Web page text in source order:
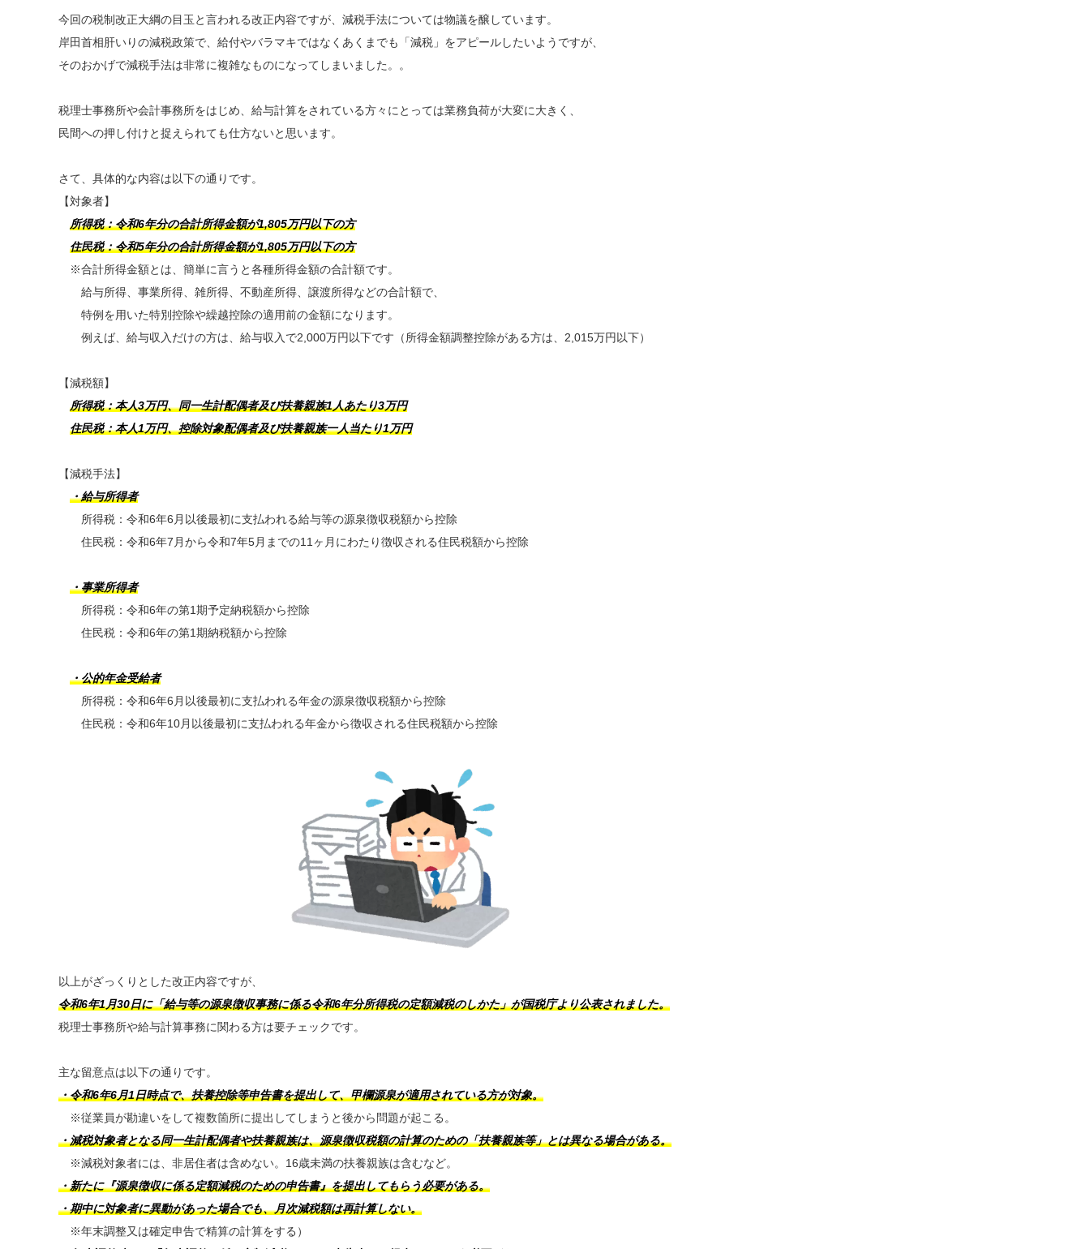
今回の税制改正大綱の目玉と言われる改正内容ですが、減税手法については物議を醸しています。
岸田首相肝いりの減税政策で、給付やバラマキではなくあくまでも「減税」をアピールしたいようですが、
そのおかげで減税手法は非常に複雑なものになってしまいました。。
税理士事務所や会計事務所をはじめ、給与計算をされている方々にとっては業務負荷が大変に大きく、
民間への押し付けと捉えられても仕方ないと思います。
さて、具体的な内容は以下の通りです。
【対象者】
所得税：令和6年分の合計所得金額が1,805万円以下の方
住民税：令和5年分の合計所得金額が1,805万円以下の方
※合計所得金額とは、簡単に言うと各種所得金額の合計額です。
給与所得、事業所得、雑所得、不動産所得、譲渡所得などの合計額で、
特例を用いた特別控除や繰越控除の適用前の金額になります。
例えば、給与収入だけの方は、給与収入で2,000万円以下です（所得金額調整控除がある方は、2,015万円以下）
【減税額】
所得税：本人3万円、同一生計配偶者及び扶養親族1人あたり3万円
住民税：本人1万円、控除対象配偶者及び扶養親族一人当たり1万円
【減税手法】
・給与所得者
所得税：令和6年6月以後最初に支払われる給与等の源泉徴収税額から控除
住民税：令和6年7月から令和7年5月までの11ヶ月にわたり徴収される住民税額から控除
・事業所得者
所得税：令和6年の第1期予定納税額から控除
住民税：令和6年の第1期納税額から控除
・公的年金受給者
所得税：令和6年6月以後最初に支払われる年金の源泉徴収税額から控除
住民税：令和6年10月以後最初に支払われる年金から徴収される住民税額から控除
以上がざっくりとした改正内容ですが、
令和6年1月30日に「給与等の源泉徴収事務に係る令和6年分所得税の定額減税のしかた」が国税庁より公表されました。
税理士事務所や給与計算事務に関わる方は要チェックです。
主な留意点は以下の通りです。
・令和6年6月1日時点で、扶養控除等申告書を提出して、甲欄源泉が適用されている方が対象。
※従業員が勘違いをして複数箇所に提出してしまうと後から問題が起こる。
・減税対象者となる同一生計配偶者や扶養親族は、源泉徴収税額の計算のための「扶養親族等」とは異なる場合がある。
※減税対象者には、非居住者は含めない。16歳未満の扶養親族は含むなど。
・新たに『源泉徴収に係る定額減税のための申告書』を提出してもらう必要がある。
・期中に対象者に異動があった場合でも、月次減税額は再計算しない。
※年末調整又は確定申告で精算の計算をする）